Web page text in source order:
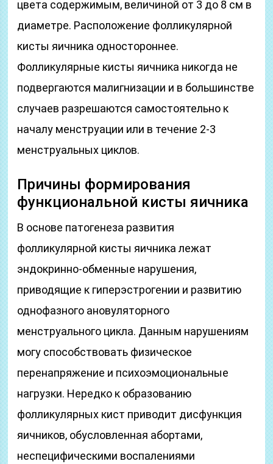
цвета содержимым, величиной от 3 до 8 см в
диаметре. Расположение фолликулярной
кисты яичника одностороннее.
Фолликулярные кисты яичника никогда не
подвергаются малигнизации и в большинстве
случаев разрешаются самостоятельно к
началу менструации или в течение 2-3
менструальных циклов.
Причины формирования
функциональной кисты яичника
В основе патогенеза развития
фолликулярной кисты яичника лежат
эндокринно-обменные нарушения,
приводящие к гиперэстрогении и развитию
однофазного ановуляторного
менструального цикла. Данным нарушениям
могу способствовать физическое
перенапряжение и психоэмоциональные
нагрузки. Нередко к образованию
фолликулярных кист приводит дисфункция
яичников, обусловленная абортами,
неспецифическими воспалениями